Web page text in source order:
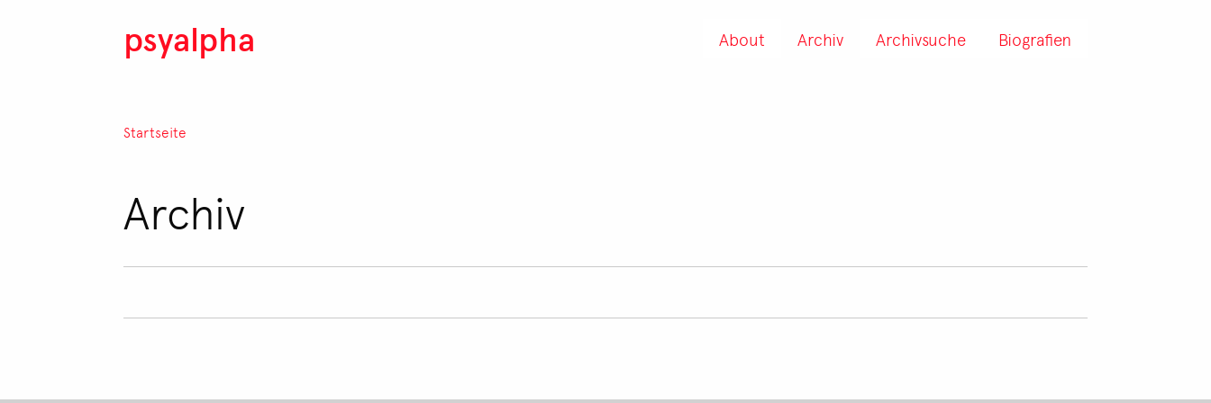
psyalpha About Archiv Archivsuche Biografien
Pfadnavigation
Startseite
Archiv